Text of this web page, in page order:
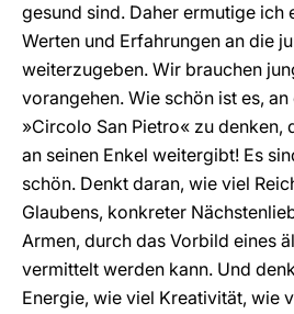
gesund sind. Daher ermutige ich
Werten und Erfahrungen an die
weiterzugeben. Wir brauchen
vorangehen. Wie schön ist es,
»Circolo San Pietro« zu denken,
an seinen Enkel weitergibt! Es
schön. Denkt daran, wie viel
Glaubens, konkreter
Armen, durch das Vorbild eines
vermittelt werden kann. Und
Energie, wie viel Kreativität, wie